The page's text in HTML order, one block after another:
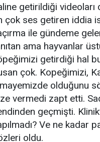
getirildiği videoları
çok ses getiren iddia
ile gündeme
ama hayvanlar
getirdiği hal
çok. Kopeğimizi,
olduğunu
vermedi zapt etti.
geçmişti.
Ve ne kadar
oldu.